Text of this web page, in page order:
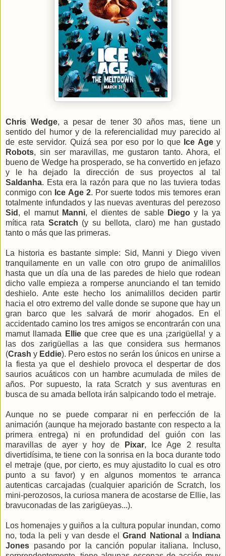
Chris Wedge, a pesar de tener 30 años mas, tiene un
sentido del humor y de la referencialidad muy parecido al
de este servidor. Quizá sea por eso por lo que Ice Agey
Robots, sin ser maravillas, me gustaron tanto. Ahora, el
bueno de Wedge ha prosperado, se ha convertido en jefazo
y le ha dejado la dirección de sus proyectos al tal
Saldanha. Esta era la razón para que no las tuviera todas
conmigo con Ice Age 2. Por suerte todos mis temores eran
totalmente infundados y las nuevas aventuras del perezoso
Sid , el mamut Manni, el dientes de sable Diegoy la ya
mítica rata Scratch (y su bellota, claro) me han gustado
tanto o más que las primeras.
La historia es bastante simple: Sid, Manni y Diego viven
tranquilamente en un valle con otro grupo de animalillos
hasta que un día una de las paredes de hielo que rodean
dicho valle empieza a romperse anunciando el tan temido
deshielo. Ante este hecho los animalillos deciden partir
hacia el otro extremo del valle donde se supone que hay un
gran barco que les salvará de morir ahogados. En el
accidentado camino los tres amigos se encontrarán con una
mamut llamada
Ellieque cree que es una ¡zarigüella! y a
las dos zarigüellas a las que considera sus hermanos
(Crash y Eddie). Pero estos no serán los únicos en unirse a
la fiesta ya que el deshielo provoca el despertar de dos
saurios acuáticos con un hambre acumulada de miles de
años. Por supuesto, la rata Scratch y sus aventuras en
busca de su amada bellota irán salpicando todo el metraje.
Aunque no se puede comparar ni en perfección de la
animación (aunque ha mejorado bastante con respecto a la
primera entrega) ni en profundidad del guión con las
maravillas de ayer y hoy de
Pixar, Ice Age 2 resulta
divertidísima, te tiene con la sonrisa en la boca durante todo
el metraje (que, por cierto, es muy ajustadito lo cual es otro
punto a su favor) y en algunos momentos te arranca
autenticas carcajadas (cualquier aparición de Scratch, los
mini-perozosos, la curiosa manera de acostarse de Ellie, las
bravuconadas de las zarigüeyas...).
Los homenajes y guiños a la cultura popular inundan, como
no, toda la peli y van desde elGrand National a
Indiana
Jones pasando por la canción popular italiana. Incluso,